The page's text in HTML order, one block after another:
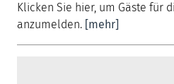
Klicken Sie hier, um Gäste für
anzumelden. [mehr]